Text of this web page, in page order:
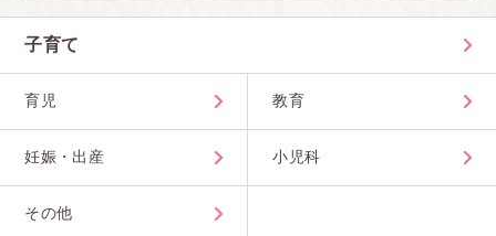
子育て
育児 教育
妊娠・出産 小児科
その他